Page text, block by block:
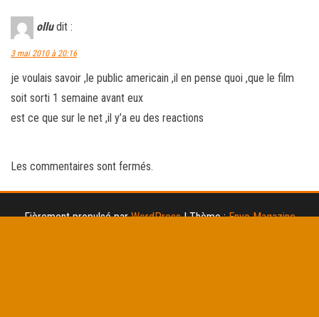
ollu dit :
3 mai 2010 à 20:16
je voulais savoir ,le public americain ,il en pense quoi ,que le film
soit sorti 1 semaine avant eux
est ce que sur le net ,il y’a eu des reactions
Les commentaires sont fermés.
Fièrement propulsé parWordPress |Thème :Envo Magazine